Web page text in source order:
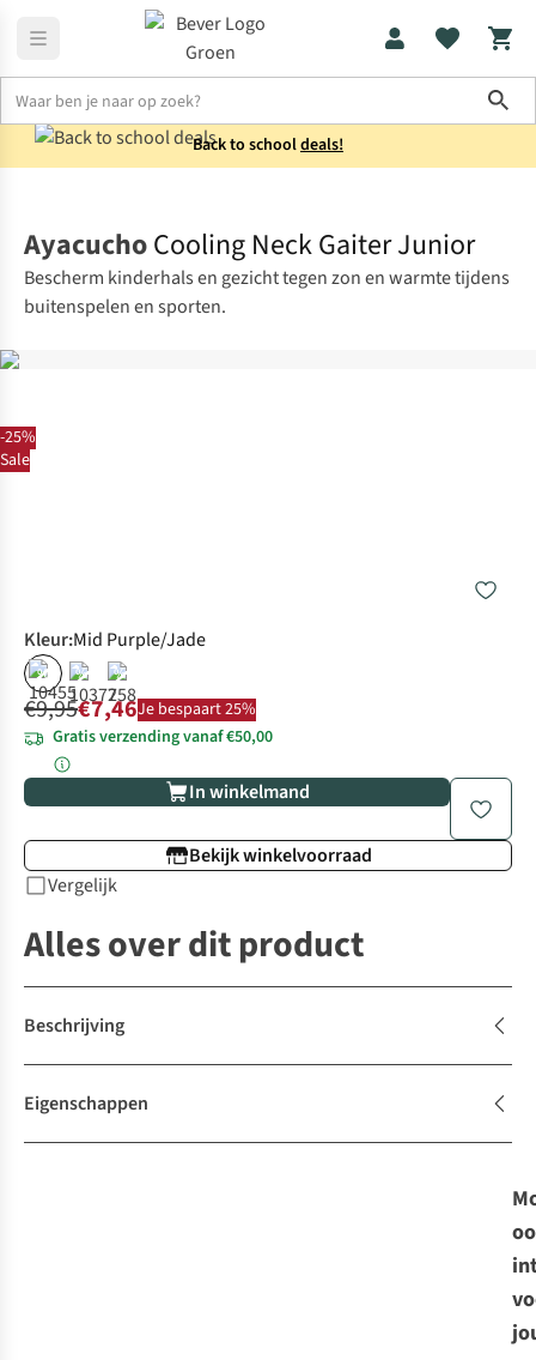
Back to schooldeals!
-25%
Sale
AyacuchoCooling Neck Gaiter Junior
Bescherm kinderhals en gezicht tegen zon en warmte tijdens
buitenspelen en sporten.
Kleur:Mid Purple/Jade
% % %
€9,95€7,46Je bespaart 25%
Gratis verzending vanaf €50,00
In winkelmand
Bekijk winkelvoorraad
Vergelijk
Alles over dit product
Beschrijving
Eigenschappen